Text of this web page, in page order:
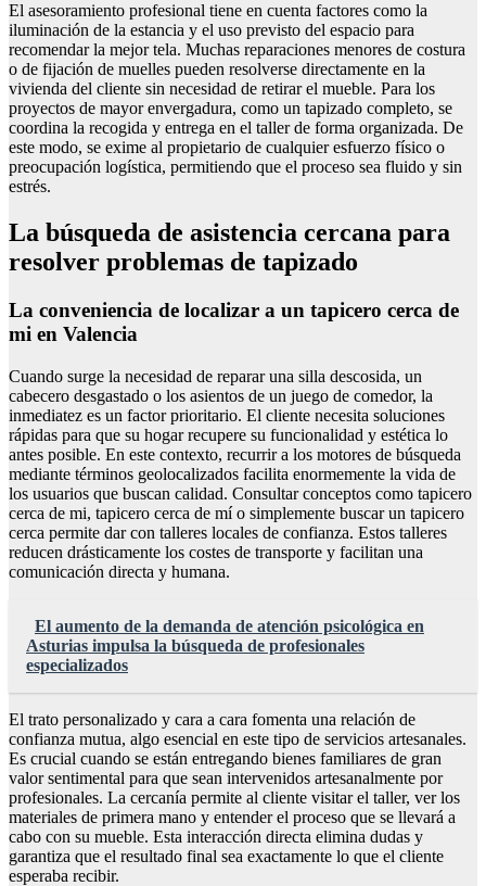
El asesoramiento profesional tiene en cuenta factores como la
iluminación de la estancia y el uso previsto del espacio para
recomendar la mejor tela. Muchas reparaciones menores de costura
o de fijación de muelles pueden resolverse directamente en la
vivienda del cliente sin necesidad de retirar el mueble. Para los
proyectos de mayor envergadura, como un tapizado completo, se
coordina la recogida y entrega en el taller de forma organizada. De
este modo, se exime al propietario de cualquier esfuerzo físico o
preocupación logística, permitiendo que el proceso sea fluido y sin
estrés.
La búsqueda de asistencia cercana para
resolver problemas de tapizado
La conveniencia de localizar a un tapicero cerca de
mi en Valencia
Cuando surge la necesidad de reparar una silla descosida, un
cabecero desgastado o los asientos de un juego de comedor, la
inmediatez es un factor prioritario. El cliente necesita soluciones
rápidas para que su hogar recupere su funcionalidad y estética lo
antes posible. En este contexto, recurrir a los motores de búsqueda
mediante términos geolocalizados facilita enormemente la vida de
los usuarios que buscan calidad. Consultar conceptos como tapicero
cerca de mi, tapicero cerca de mí o simplemente buscar un tapicero
cerca permite dar con talleres locales de confianza. Estos talleres
reducen drásticamente los costes de transporte y facilitan una
comunicación directa y humana.
El aumento de la demanda de atención psicológica en
Asturias impulsa la búsqueda de profesionales
especializados
El trato personalizado y cara a cara fomenta una relación de
confianza mutua, algo esencial en este tipo de servicios artesanales.
Es crucial cuando se están entregando bienes familiares de gran
valor sentimental para que sean intervenidos artesanalmente por
profesionales. La cercanía permite al cliente visitar el taller, ver los
materiales de primera mano y entender el proceso que se llevará a
cabo con su mueble. Esta interacción directa elimina dudas y
garantiza que el resultado final sea exactamente lo que el cliente
esperaba recibir.